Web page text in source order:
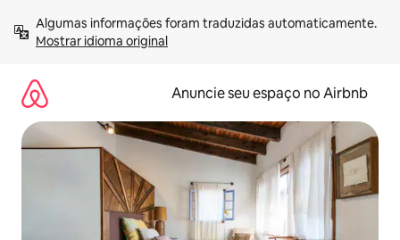
para
Mostrar idioma original
Anuncie seu espaço no Airbnb